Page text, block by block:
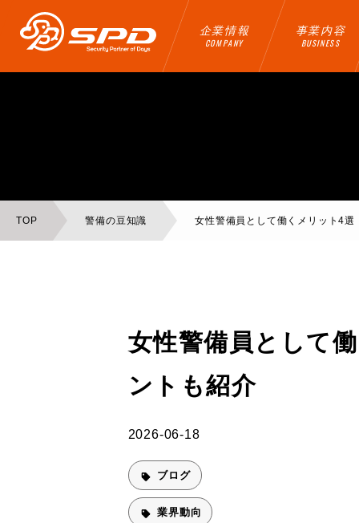
企業情報
COMPANY
事業内容
BUSINESS
TOP 警備の豆知識 女性警備員として働くメリット4
女性警備員として
ントも紹介
2026-06-18
ブログ
業界動向